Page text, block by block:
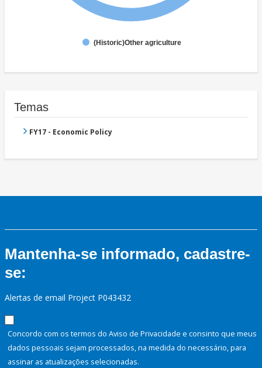
(Historic)Other agriculture
Temas
FY17 - Economic Policy
Mantenha-se informado, cadastre-
se:
Alertas de email Project P043432
Concordo com os termos do Aviso de Privacidade e consinto que meus
dados pessoais sejam processados, na medida do necessário, para
assinar as atualizações selecionadas.